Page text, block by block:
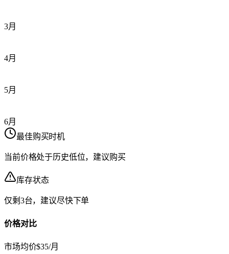
3月
4月
5月
6月
最佳购买时机
当前价格处于历史低位，建议购买
库存状态
仅剩3台，建议尽快下单
价格对比
市场均价$35/月